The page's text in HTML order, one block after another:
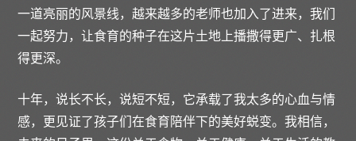
一道亮丽的风景线，越来越多的老师也加入了进来，我们
一起努力，让食育的种子在这片土地上播撒得更广、扎根
得更深。
十年，说长不长，说短不短，它承载了我太多的心血与情
感，更见证了孩子们在食育陪伴下的美好蜕变。我相信，